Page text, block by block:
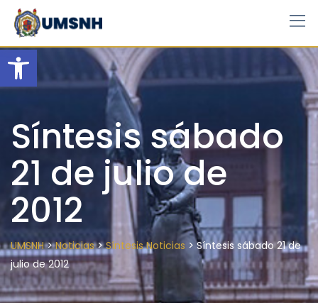
Open toolbar
Skip
content
Síntesis sábado
21 de julio de
2012
UMSNH>Noticias>Síntesis Noticias >Síntesis sábado 21 de
julio de 2012